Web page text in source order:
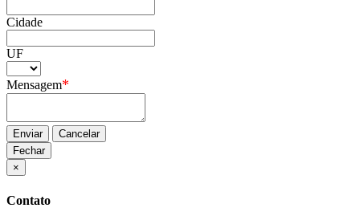
Cidade
UF
Mensagem*
Enviar
Cancelar
Fechar
×
Contato